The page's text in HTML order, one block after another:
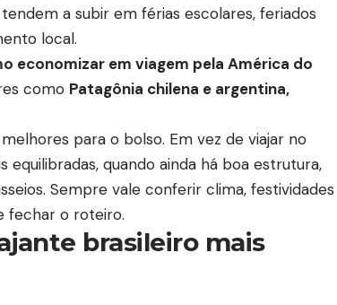
a subir em férias escolares, feriados
local.
economizar em viagem pela América do
como Patagônia chilena e argentina,
para o bolso. Em vez de viajar no
equilibradas, quando ainda há boa estrutura,
Sempre vale conferir clima, festividades
fechar o roteiro.
brasileiro mais